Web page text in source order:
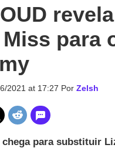
para
2021 at 17:27 Por Zelsh
chega para substituir